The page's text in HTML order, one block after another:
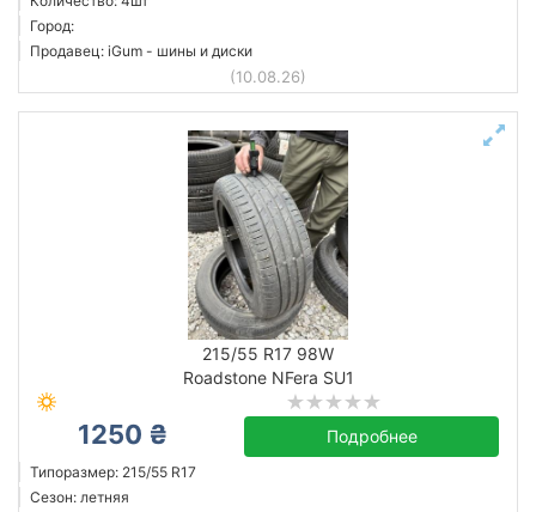
Город:
Продавец: iGum - шины и диски
(10.08.26)
215/55 R17 98W
Roadstone NFera SU1
1250 ₴ Подробнее
Типоразмер: 215/55 R17
Сезон: летняя